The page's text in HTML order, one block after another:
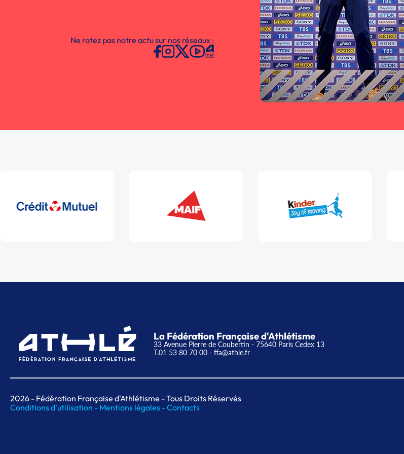
Ne ratez pas notre actu sur nos réseaux :
La Fédération Française d'Athlétisme
33 Avenue Pierre de Coubertin - 75640 Paris Cedex 13
T.01 53 80 70 00 - ffa@athle.fr
2026 - Fédération Française d'Athlétisme - Tous Droits Réservés
Conditions d'utilisation - Mentions légales -Contacts